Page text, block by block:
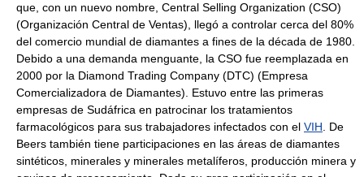
que, con un nuevo nombre, Central Selling Organization (CSO)
(Organización Central de Ventas), llegó a controlar cerca del 80%
del comercio mundial de diamantes a fines de la década de 1980.
Debido a una demanda menguante, la CSO fue reemplazada en
2000 por la Diamond Trading Company (DTC) (Empresa
Comercializadora de Diamantes). Estuvo entre las primeras
empresas de Sudáfrica en patrocinar los tratamientos
farmacológicos para sus trabajadores infectados con el VIH . De
Beers también tiene participaciones en las áreas de diamantes
sintéticos, minerales y minerales metalíferos, producción minera y